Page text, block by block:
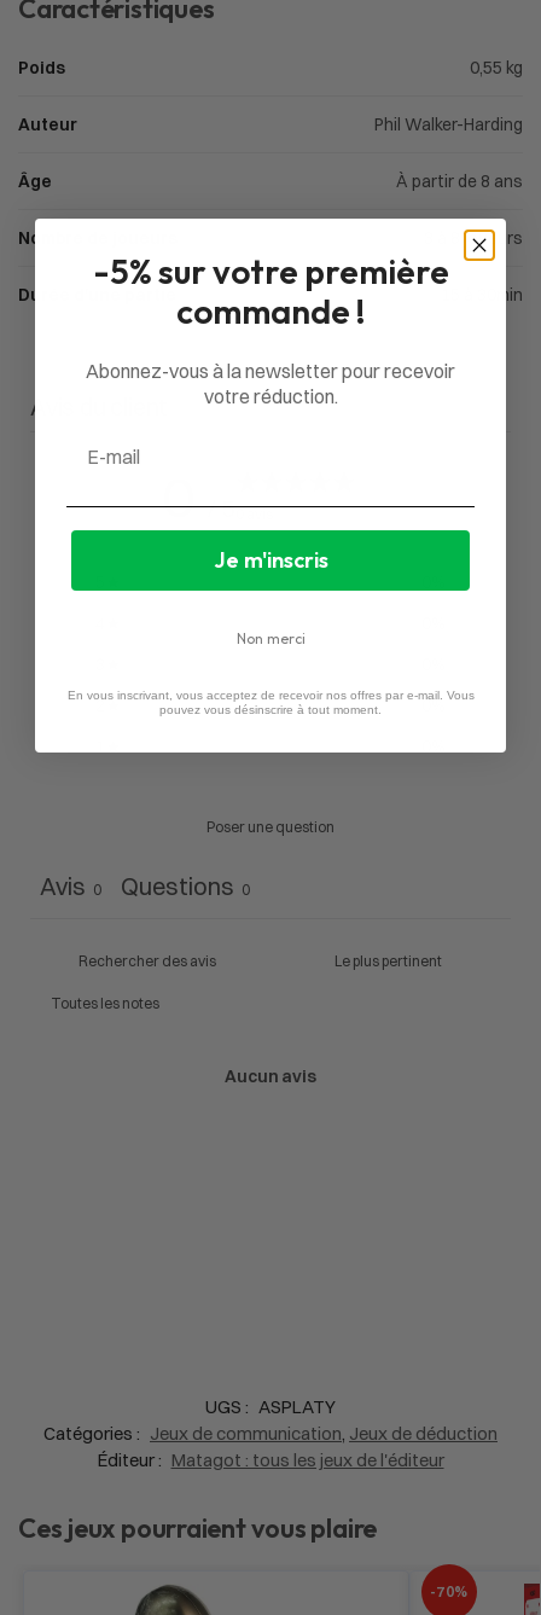
Caractéristiques
Poids 0,55 kg
Auteur Phil Walker-Harding
Âge À partir de 8 ans
Nombre de joueurs 3 à 8 joueurs
Durée d'une partie 15 à 30min
Avis du client
0 / 5
2
0%
Poser une question
Avis 0 Questions 0
Aucun avis
UGS : ASPLATY
Catégories : Jeux de communication, Jeux de déduction
Éditeur : Matagot : tous les jeux de l'éditeur
Ces jeux pourraient vous plaire
-70%
-5% sur votre première
commande !
Abonnez-vous à la newsletter pour recevoir
votre réduction.
Je m'inscris
Non merci
En vous inscrivant, vous acceptez de recevoir nos offres par e-mail. Vous
pouvez vous désinscrire à tout moment.